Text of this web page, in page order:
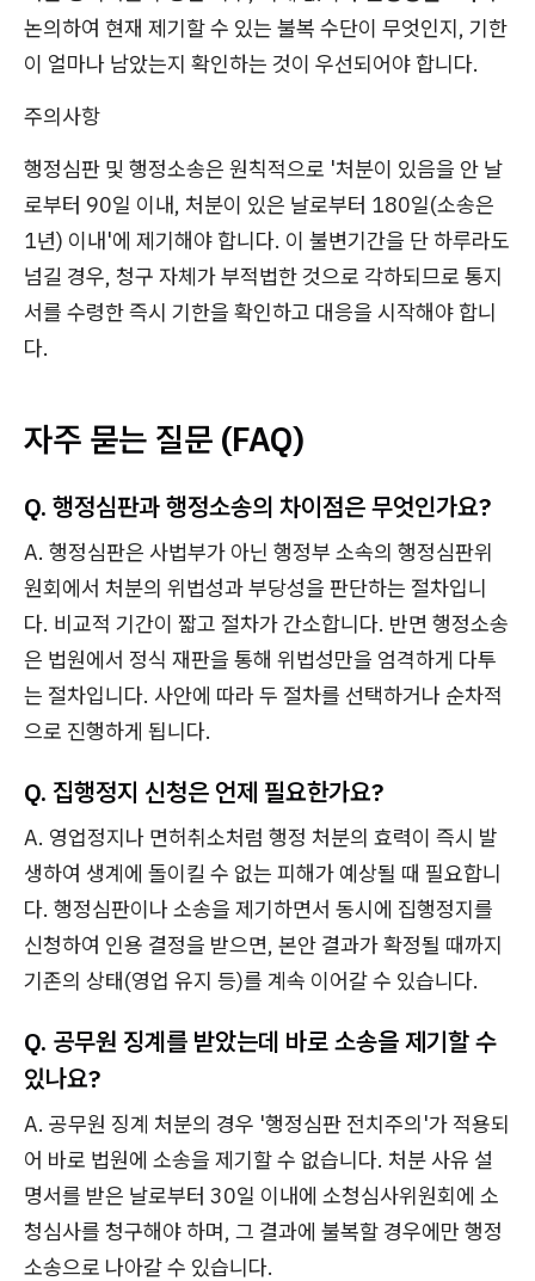
논의하여 현재 제기할 수 있는 불복 수단이 무엇인지, 기한
이 얼마나 남았는지 확인하는 것이 우선되어야 합니다.
주의사항
행정심판 및 행정소송은 원칙적으로 '처분이 있음을 안 날
로부터 90일 이내, 처분이 있은 날로부터 180일(소송은
1년) 이내'에 제기해야 합니다. 이 불변기간을 단 하루라도
넘길 경우, 청구 자체가 부적법한 것으로 각하되므로 통지
서를 수령한 즉시 기한을 확인하고 대응을 시작해야 합니
다.
자주 묻는 질문 (FAQ)
Q. 행정심판과 행정소송의 차이점은 무엇인가요?
A. 행정심판은 사법부가 아닌 행정부 소속의 행정심판위
원회에서 처분의 위법성과 부당성을 판단하는 절차입니
다. 비교적 기간이 짧고 절차가 간소합니다. 반면 행정소송
은 법원에서 정식 재판을 통해 위법성만을 엄격하게 다투
는 절차입니다. 사안에 따라 두 절차를 선택하거나 순차적
으로 진행하게 됩니다.
Q. 집행정지 신청은 언제 필요한가요?
A. 영업정지나 면허취소처럼 행정 처분의 효력이 즉시 발
생하여 생계에 돌이킬 수 없는 피해가 예상될 때 필요합니
다. 행정심판이나 소송을 제기하면서 동시에 집행정지를
신청하여 인용 결정을 받으면, 본안 결과가 확정될 때까지
기존의 상태(영업 유지 등)를 계속 이어갈 수 있습니다.
Q. 공무원 징계를 받았는데 바로 소송을 제기할 수
있나요?
A. 공무원 징계 처분의 경우 '행정심판 전치주의'가 적용되
어 바로 법원에 소송을 제기할 수 없습니다. 처분 사유 설
명서를 받은 날로부터 30일 이내에 소청심사위원회에 소
청심사를 청구해야 하며, 그 결과에 불복할 경우에만 행정
소송으로 나아갈 수 있습니다.